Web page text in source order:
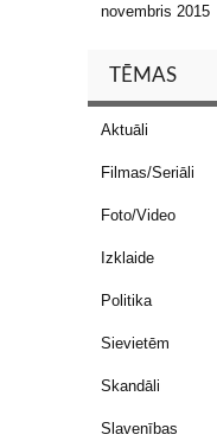
novembris 2015
TĒMAS
Aktuāli
Filmas/Seriāli
Foto/Video
Izklaide
Politika
Sievietēm
Skandāli
Slavenības